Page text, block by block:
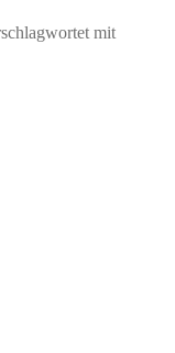
mit